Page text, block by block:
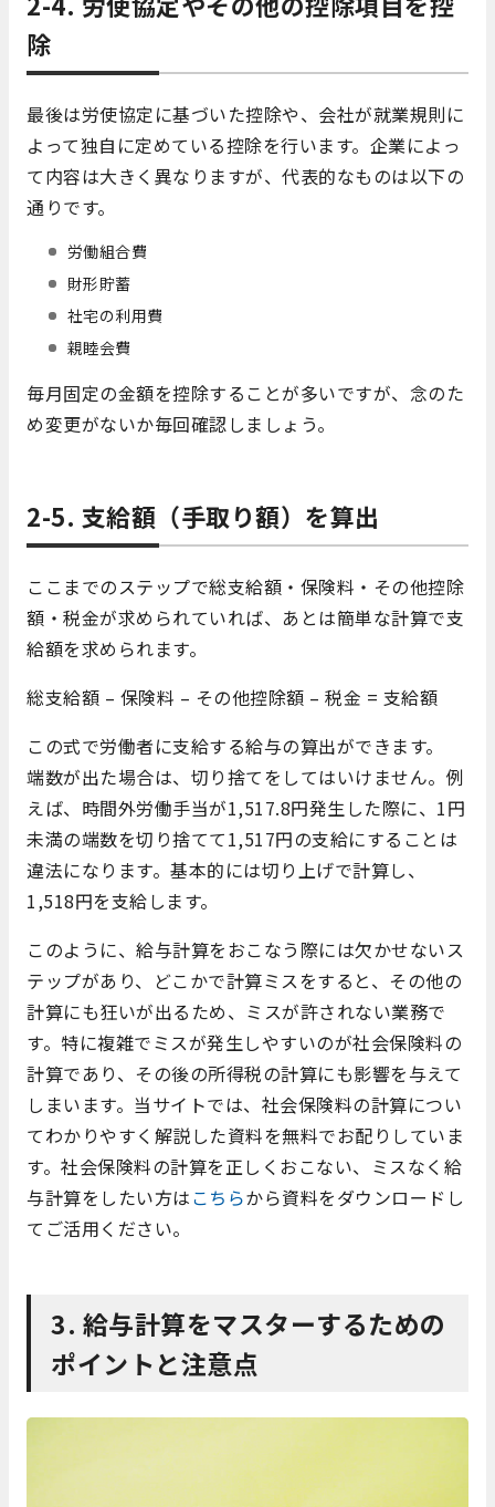
除
最後は労使協定に基づいた控除や、会社が就業規則に
よって独自に定めている控除を行います。企業によっ
て内容は大きく異なりますが、代表的なものは以下の
通りです。
労働組合費
財形貯蓄
社宅の利用費
親睦会費
毎月固定の金額を控除することが多いですが、念のた
め変更がないか毎回確認しましょう。
2-5. 支給額（手取り額）を算出
ここまでのステップで総支給額・保険料・その他控除
額・税金が求められていれば、あとは簡単な計算で支
給額を求められます。
総支給額 – 保険料 – その他控除額 – 税金 = 支給額
この式で労働者に支給する給与の算出ができます。
端数が出た場合は、切り捨てをしてはいけません。例
えば、時間外労働手当が1,517.8円発生した際に、1円
未満の端数を切り捨てて1,517円の支給にすることは
違法になります。基本的には切り上げで計算し、
1,518円を支給します。
このように、給与計算をおこなう際には欠かせないス
テップがあり、どこかで計算ミスをすると、その他の
計算にも狂いが出るため、ミスが許されない業務で
す。特に複雑でミスが発生しやすいのが社会保険料の
計算であり、その後の所得税の計算にも影響を与えて
しまいます。当サイトでは、社会保険料の計算につい
てわかりやすく解説した資料を無料でお配りしていま
す。社会保険料の計算を正しくおこない、ミスなく給
与計算をしたい方はこちらから資料をダウンロードし
てご活用ください。
3. 給与計算をマスターするための
ポイントと注意点